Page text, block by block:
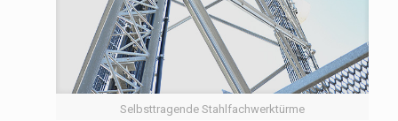
Selbsttragende Stahlfachwerktürme